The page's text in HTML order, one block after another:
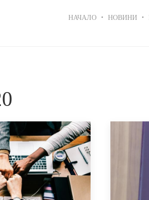
navigation
НАЧАЛО НОВИНИ